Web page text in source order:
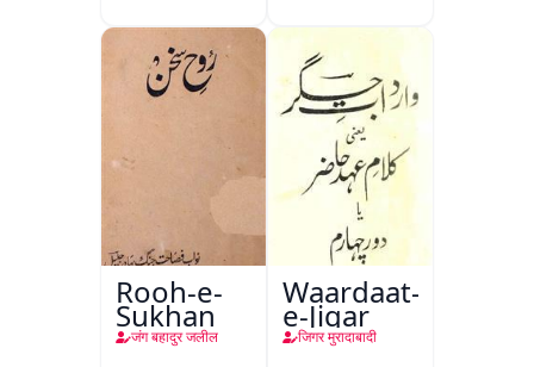
Rooh-e-
Sukhan
जंग बहादुर जलील
Waardaat-
e-Jigar
जिगर मुरादाबादी